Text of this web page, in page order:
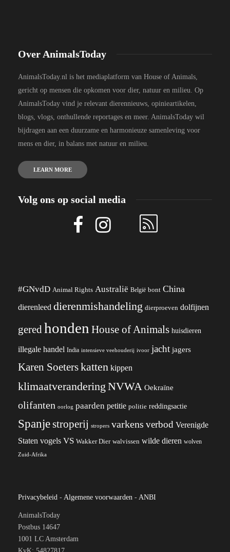
Over AnimalsToday
AnimalsToday.nl is het mediaplatform van House of Animals,
gericht op mensen die opkomen voor dier, natuur en milieu. Op
AnimalsToday vind je relevant dierennieuws, opinieartikelen,
blogs, vlogs, onthullende reportages en meer. AnimalsToday wil
bijdragen aan een duurzame en harmonieuze samenleving voor
mens en dier, in balans met natuur en milieu.
LEARN MORE
Volg ons op social media
#GNvdD Animal Rights Australië België bont China
dierenleed dierenmishandeling dierproeven dolfijnen
gered honden House of Animals huisdieren
illegale handel India intensieve veehouderij ivoor jacht jagers
Karen Soeterskatten kippen
klimaatverandering NVWA Oekraïne
olifanten oorlog paarden petitie politie reddingsactie
Spanjestroperij stropers varkens verbod Verenigde
Staten vogels VS Wakker Dier walvissen wilde dieren wolven
Zuid-Afrika
Privacybeleid - Algemene voorwaarden - ANBI
AnimalsToday
Postbus 14647
1001 LC Amsterdam